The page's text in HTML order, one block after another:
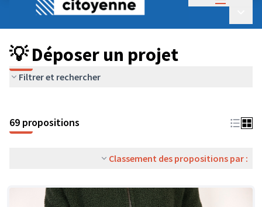
Budget Participatif ADULTE 2024
💡 Déposer un projet
💡 Déposer un projet
Filtrer et rechercher
69 propositions
Classement des propositions par :